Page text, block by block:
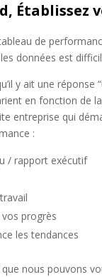
Établissez
de
données est
y ait une
en fonction de
entreprise qui
:
/ rapport exécutif
vos progrès
les tendances
nous pouvons